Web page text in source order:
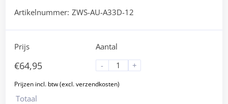
Artikelnummer: ZWS-AU-A33D-12
Prijs
€64,95
Aantal
-
+
Totaal